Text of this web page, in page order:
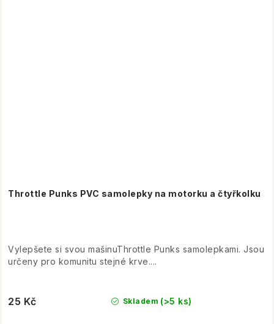
Throttle Punks PVC samolepky na motorku a čtyřkolku
Skladem (>5 ks)
25 Kč
Vylepšete si svou mašinuThrottle Punks samolepkami. Jsou
určeny pro komunitu stejné krve....